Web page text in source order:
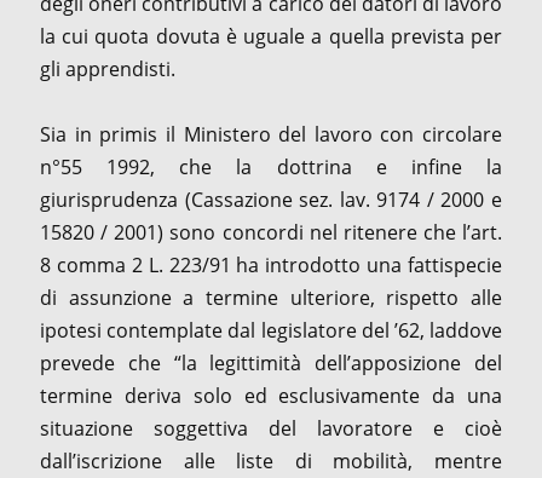
la cui quota dovuta è uguale a quella prevista per
gli apprendisti.
Sia in primis il Ministero del lavoro con circolare
n°55 1992, che la dottrina e infine la
giurisprudenza (Cassazione sez. lav. 9174 / 2000 e
15820 / 2001) sono concordi nel ritenere che l’art.
8 comma 2 L. 223/91 ha introdotto una fattispecie
di assunzione a termine ulteriore, rispetto alle
ipotesi contemplate dal legislatore del ’62, laddove
prevede che “la legittimità dell’apposizione del
termine deriva solo ed esclusivamente da una
situazione soggettiva del lavoratore e cioè
dall’iscrizione alle liste di mobilità, mentre